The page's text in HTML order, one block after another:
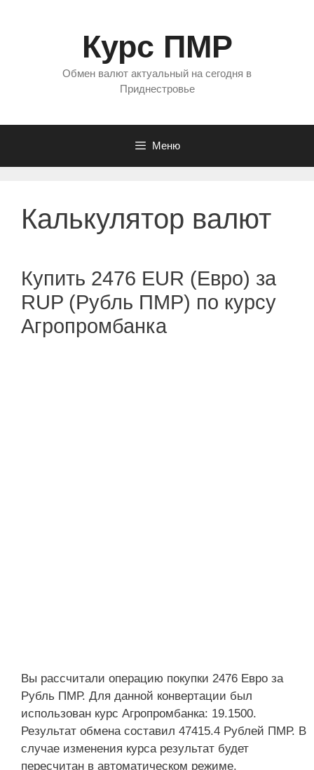
Курс ПМР
Обмен валют актуальный на сегодня в
Приднестровье
Меню
Калькулятор валют
Купить 2476 EUR (Евро) за
RUP (Рубль ПМР) по курсу
Агропромбанка
Вы рассчитали операцию покупки 2476 Евро за
Рубль ПМР. Для данной конвертации был
использован курс Агропромбанка: 19.1500.
Результат обмена составил 47415.4 Рублей ПМР. В
случае изменения курса результат будет
пересчитан в автоматическом режиме.